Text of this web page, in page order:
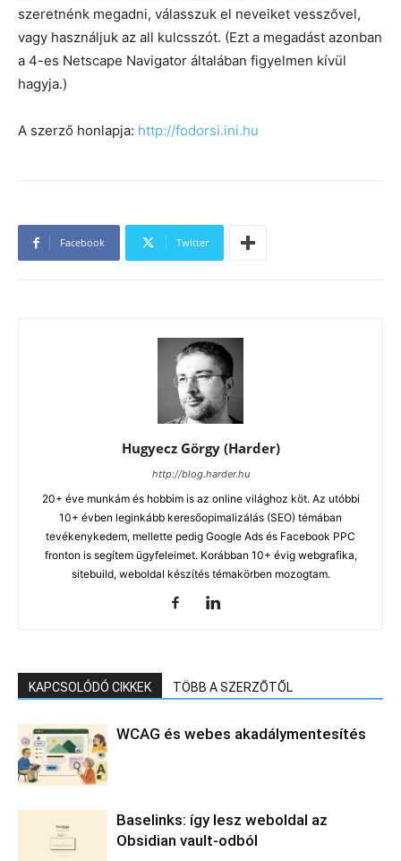
szeretnénk megadni, válasszuk el neveiket vesszővel,
vagy használjuk az all kulcsszót. (Ezt a megadást azonban
a 4-es Netscape Navigator általában figyelmen kívül
hagyja.)
A szerző honlapja: http://fodorsi.ini.hu
Facebook Twitter
Hugyecz Görgy (Harder)
http://blog.harder.hu
20+ éve munkám és hobbim is az online világhoz köt. Az utóbbi
10+ évben leginkább keresőopimalizálás (SEO) témában
tevékenykedem, mellette pedig Google Ads és Facebook PPC
fronton is segítem ügyfeleimet. Korábban 10+ évig webgrafika,
sitebuild, weboldal készítés témakörben mozogtam.
KAPCSOLÓDÓ CIKKEK TÖBB A SZERZŐTŐL
WCAG és webes akadálymentesítés
Baselinks: így lesz weboldal az
Obsidian vault-odból